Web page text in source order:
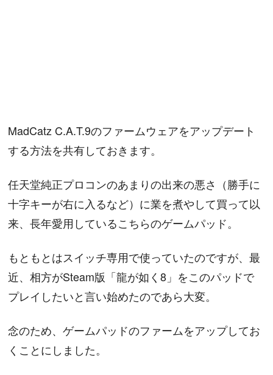
MadCatz C.A.T.9のファームウェアをアップデート
する方法を共有しておきます。
任天堂純正プロコンのあまりの出来の悪さ（勝手に
十字キーが右に入るなど）に業を煮やして買って以
来、長年愛用しているこちらのゲームパッド。
もともとはスイッチ専用で使っていたのですが、最
近、相方がSteam版「龍が如く8」をこのパッドで
プレイしたいと言い始めたのであら大変。
念のため、ゲームパッドのファームをアップしてお
くことにしました。